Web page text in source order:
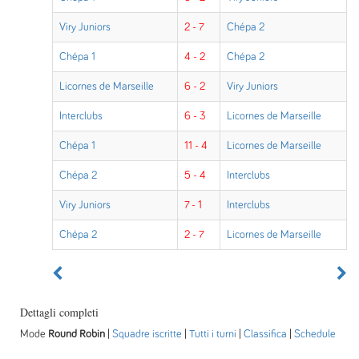
Viry Juniors 2 - 7 Chépa 2
Chépa 1 4 - 2 Chépa 2
Licornes de Marseille 6 - 2 Viry Juniors
Interclubs 6 - 3 Licornes de Marseille
Chépa 1 11 - 4 Licornes de Marseille
Chépa 2 5 - 4 Interclubs
Viry Juniors 7 - 1 Interclubs
Chépa 2 2 - 7 Licornes de Marseille
Dettagli completi
Mode Round Robin Squadre iscritte Tutti i turni Classifica Schedule